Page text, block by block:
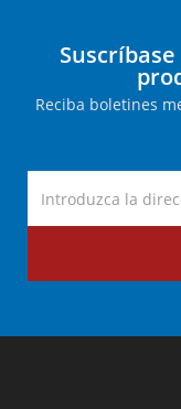
Reciba boletines